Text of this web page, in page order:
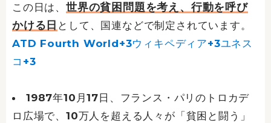
この日は、 世界の貧困問題を考え、行動を呼び
かける日 として、国連などで制定されています。
ATD Fourth World+3ウィキペディア+3ユネス
コ+3
1987年10月17日、フランス・パリのトロカデ
ロ広場で、10万人を超える人々が「貧困と闘う」